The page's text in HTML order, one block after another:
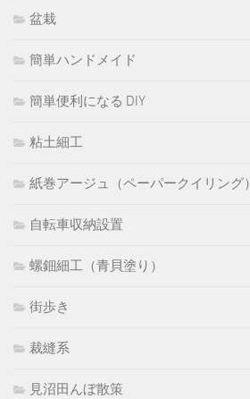
盆栽
簡単ハンドメイド
簡単便利になる DIY
粘土細工
紙巻アージュ（ペーパークイリング）
自転車収納設置
螺鈿細工（青貝塗り）
街歩き
裁縫系
見沼田んぼ散策